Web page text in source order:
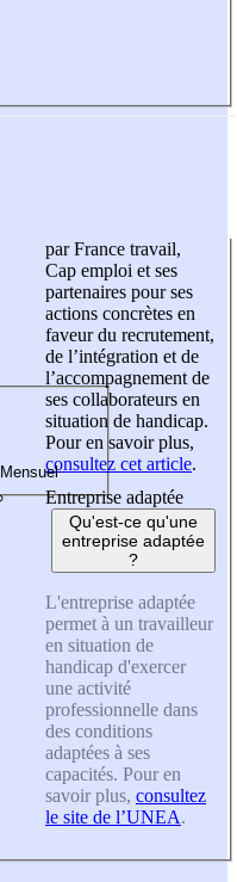
par France travail,
Cap emploi et ses
partenaires pour ses
actions concrètes en
faveur du recrutement,
de l’intégration et de
l’accompagnement de
ses collaborateurs en
situation de handicap.
Pour en savoir plus,
consultez cet article.
Entreprise adaptée
Qu'est-ce qu'une
entreprise adaptée
?
L'entreprise adaptée
permet à un travailleur
en situation de
handicap d'exercer
une activité
professionnelle dans
des conditions
adaptées à ses
capacités. Pour en
savoir plus, consultez
le site de l’UNEA.